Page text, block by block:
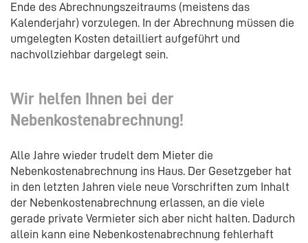
Ende des Abrechnungszeitraums (meistens das
Kalenderjahr) vorzulegen. In der Abrechnung müssen die
umgelegten Kosten detailliert aufgeführt und
nachvollziehbar dargelegt sein.
Wir helfen Ihnen bei der
Nebenkostenabrechnung!
Alle Jahre wieder trudelt dem Mieter die
Nebenkostenabrechnung ins Haus. Der Gesetzgeber hat
in den letzten Jahren viele neue Vorschriften zum Inhalt
der Nebenkostenabrechnung erlassen, an die viele
gerade private Vermieter sich aber nicht halten. Dadurch
allein kann eine Nebenkostenabrechnung fehlerhaft